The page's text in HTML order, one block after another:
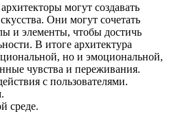
могут создавать
Они могут сочетать
и элементы, чтобы достичь
В итоге архитектура
но и эмоциональной,
чувства и переживания.
с пользователями.
среде.